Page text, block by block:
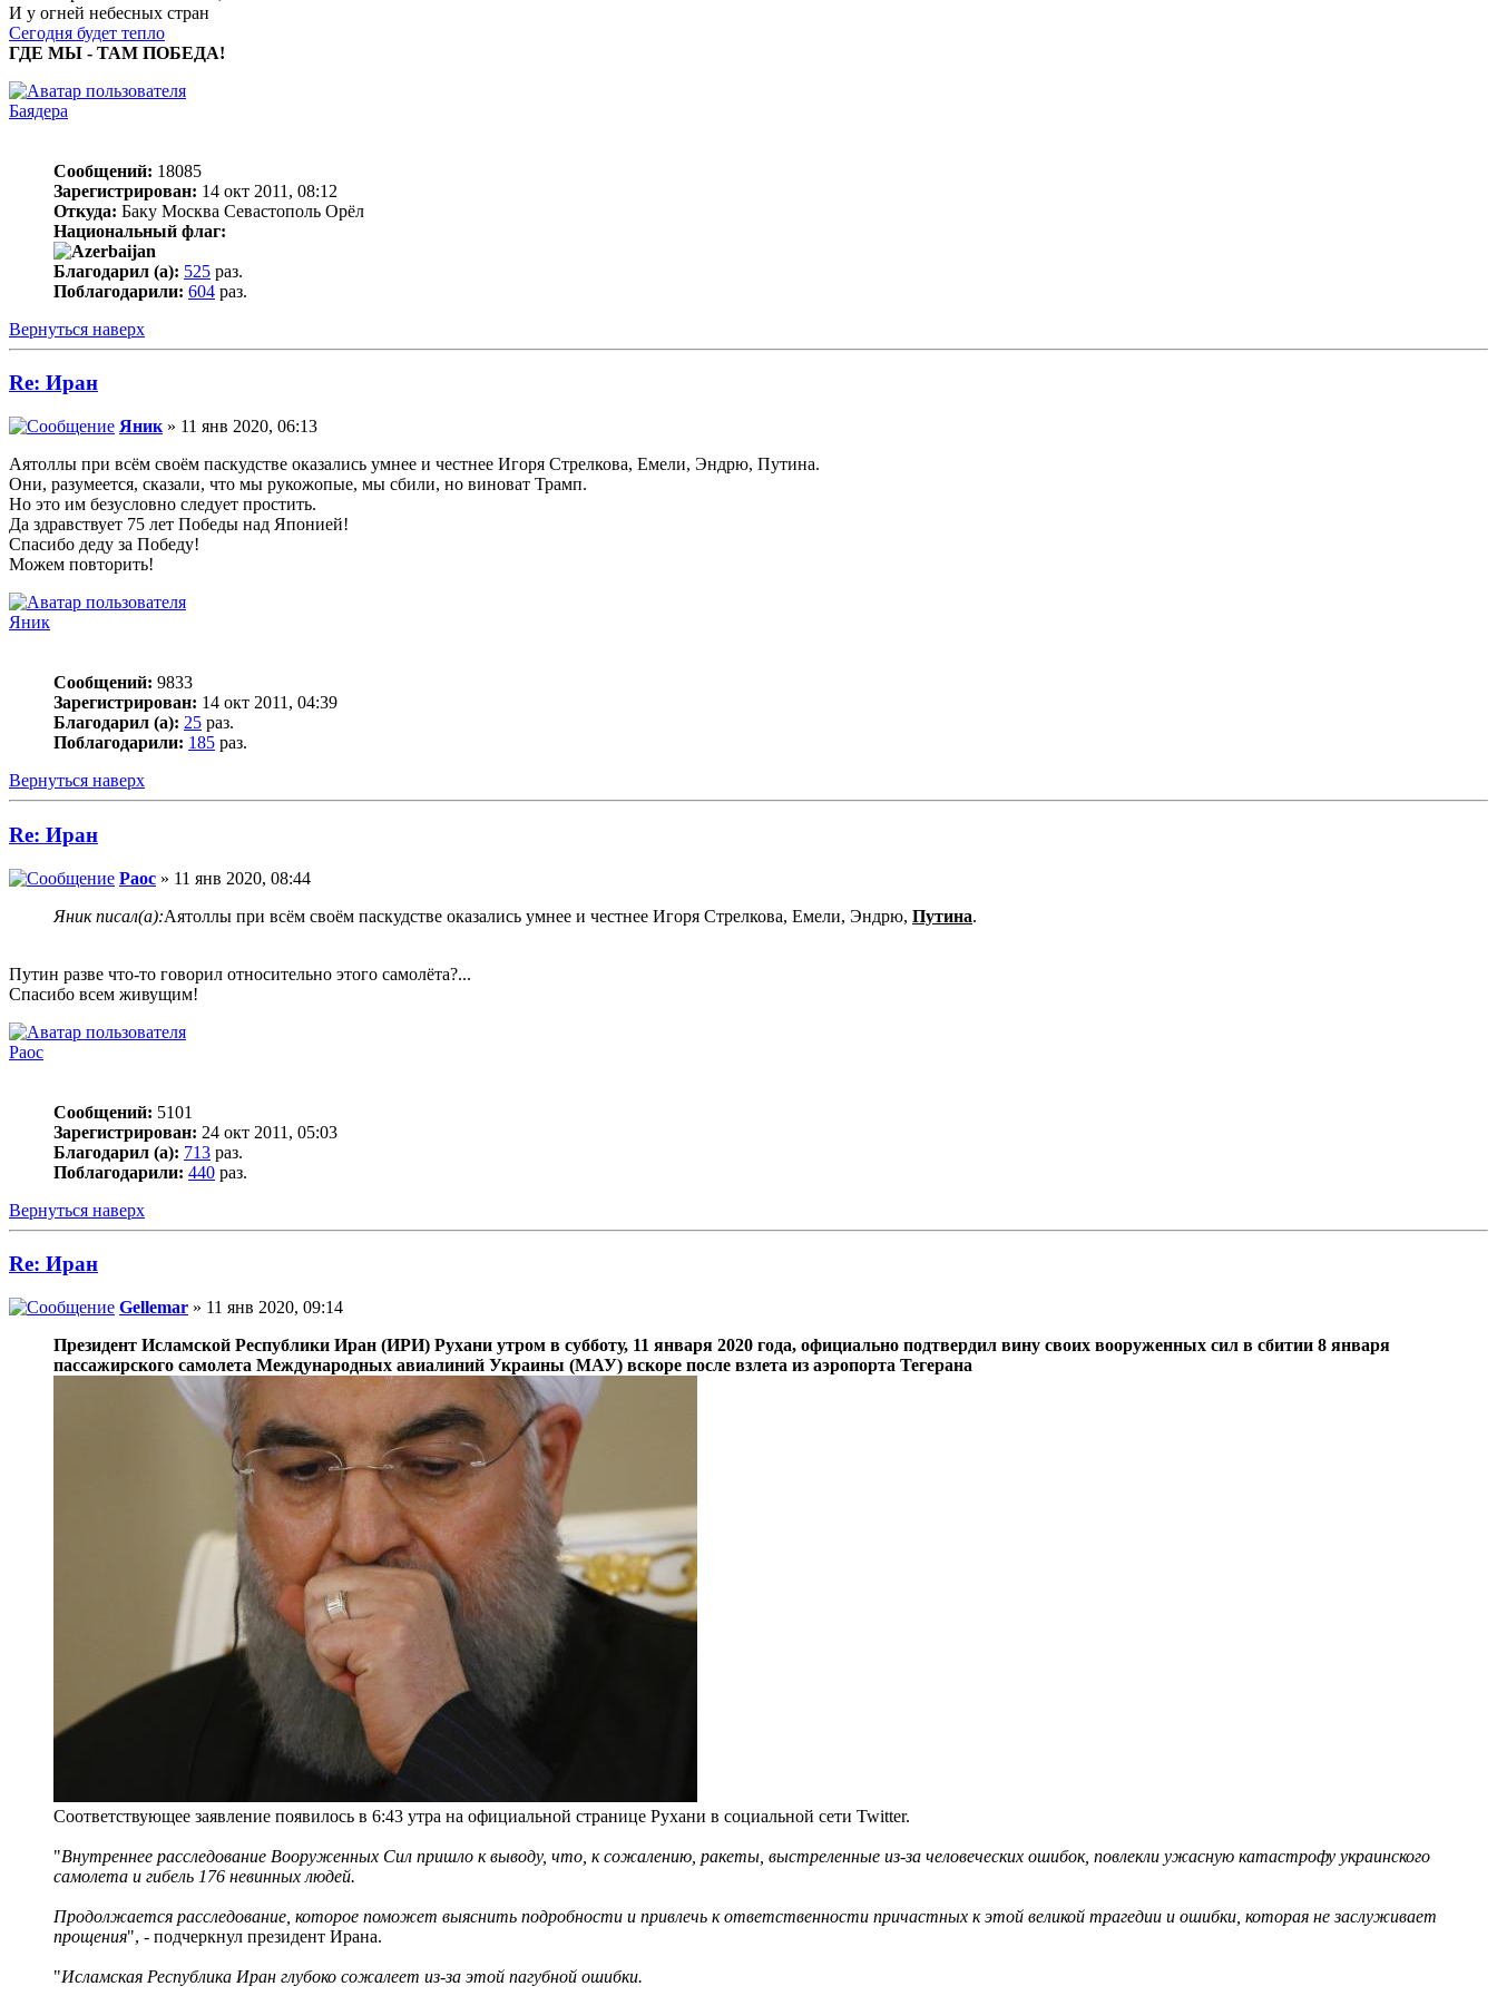
И у огней небесных стран
Сегодня будет тепло
ГДЕ МЫ - ТАМ ПОБЕДА!
Баядера
Сообщений: 18085
Зарегистрирован: 14 окт 2011, 08:12
Откуда: Баку Москва Севастополь Орёл
Национальный флаг:
Благодарил (а): 525 раз.
Поблагодарили: 604 раз.
Вернуться наверх
Re: Иран
Яник » 11 янв 2020, 06:13
Аятоллы при всём своём паскудстве оказались умнее и честнее Игоря Стрелкова, Емели, Эндрю, Путина.
Они, разумеется, сказали, что мы рукожопые, мы сбили, но виноват Трамп.
Но это им безусловно следует простить.
Да здравствует 75 лет Победы над Японией!
Спасибо деду за Победу!
Можем повторить!
Яник
Сообщений: 9833
Зарегистрирован: 14 окт 2011, 04:39
Благодарил (а): 25 раз.
Поблагодарили: 185 раз.
Вернуться наверх
Re: Иран
Раос » 11 янв 2020, 08:44
Яник писал(а):Аятоллы при всём своём паскудстве оказались умнее и честнее Игоря Стрелкова, Емели, Эндрю, Путина.
Путин разве что-то говорил относительно этого самолёта?...
Спасибо всем живущим!
Раос
Сообщений: 5101
Зарегистрирован: 24 окт 2011, 05:03
Благодарил (а): 713 раз.
Поблагодарили: 440 раз.
Вернуться наверх
Re: Иран
Gellemar » 11 янв 2020, 09:14
Президент Исламской Республики Иран (ИРИ) Рухани утром в субботу, 11 января 2020 года, официально подтвердил вину своих вооруженных сил в сбитии 8 января
пассажирского самолета Международных авиалиний Украины (МАУ) вскоре после взлета из аэропорта Тегерана
Соответствующее заявление появилось в 6:43 утра на официальной странице Рухани в социальной сети Twitter.
"Внутреннее расследование Вооруженных Сил пришло к выводу, что, к сожалению, ракеты, выстреленные из-за человеческих ошибок, повлекли ужасную катастрофу украинского
самолета и гибель 176 невинных людей.
Продолжается расследование, которое поможет выяснить подробности и привлечь к ответственности причастных к этой великой трагедии и ошибки, которая не заслуживает
прощения", - подчеркнул президент Ирана.
"Исламская Республика Иран глубоко сожалеет из-за этой пагубной ошибки.